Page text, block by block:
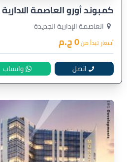
كمبوند أورو العاصمة الادارية Oro Compound
العاصمة الإدارية الجديدة
أسعار تبدأ من0 ج.م
اتصل واتساب